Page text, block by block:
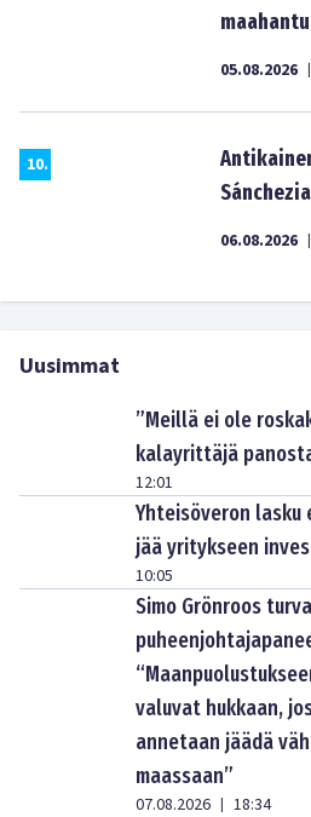
05.08.2026 |
10.
06.08.2026 |
Uusimmat
”Meillä ei ole
kalayrittäjä
12:01
Yhteisöveron lasku
jää yritykseen
10:05
Simo Grönroos
valuvat hukkaan,
annetaan jäädä
maassaan”
07.08.2026 | 18:34